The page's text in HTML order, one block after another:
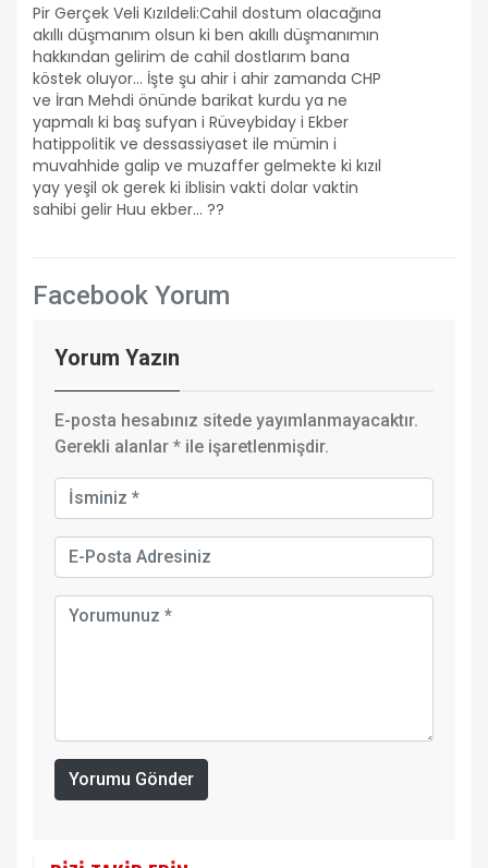
Pir Gerçek Veli Kızıldeli:Cahil dostum olacağına
akıllı düşmanım olsun ki ben akıllı düşmanımın
hakkından gelirim de cahil dostlarım bana
köstek oluyor... İşte şu ahir i ahir zamanda CHP
ve İran Mehdi önünde barikat kurdu ya ne
yapmalı ki baş sufyan i Rüveybiday i Ekber
hatippolitik ve dessassiyaset ile mümin i
muvahhide galip ve muzaffer gelmekte ki kızıl
yay yeşil ok gerek ki iblisin vakti dolar vaktin
sahibi gelir Huu ekber... ??
Facebook Yorum
Yorum Yazın
E-posta hesabınız sitede yayımlanmayacaktır.
Gerekli alanlar * ile işaretlenmişdir.
Yorumu Gönder